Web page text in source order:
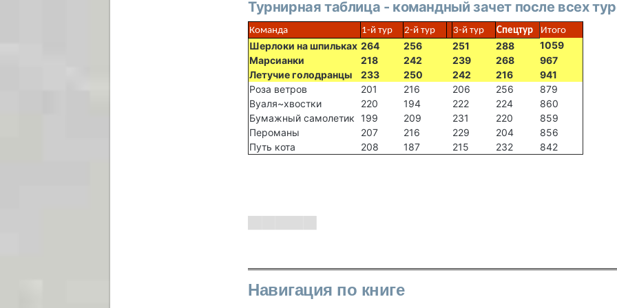
Турнирная таблица - командный зачет после всех
Команда 1-й тур 2-й тур 3-й тур Спецтур Итого
Шерлоки на шпильках 264 256 251 288
1059
Марсианки
218 242 239 268
967
Летучие голодранцы
233 250 242 216
941
Роза ветров
201 216 206 256
879
Вуаля~хвостки
220 194 222 224
860
Бумажный самолетик
199 209 231 220
859
Пероманы
207 216 229 204
856
Путь кота
208 187 215 232 842
Навигация по книге